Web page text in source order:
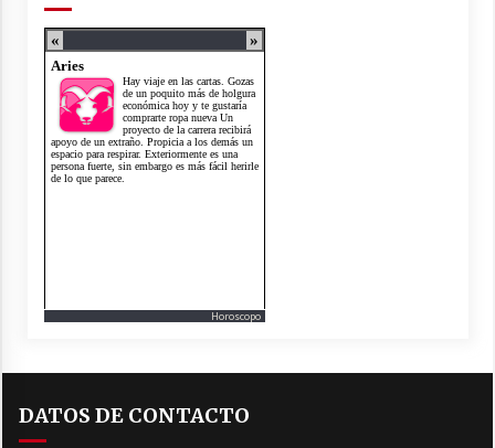
Horoscopo
DATOS DE CONTACTO